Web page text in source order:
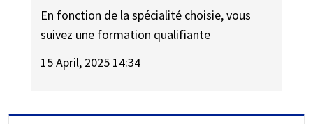
En fonction de la spécialité choisie, vous
suivez une formation qualifiante
15 April, 2025 14:34